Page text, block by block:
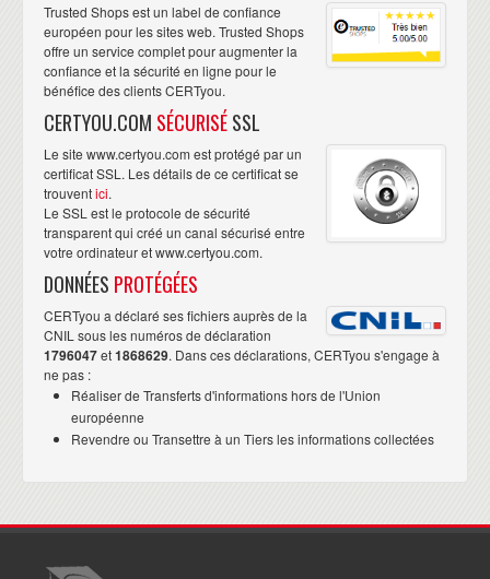
Trusted Shops est un label de confiance
européen pour les sites web. Trusted Shops
offre un service complet pour augmenter la
confiance et la sécurité en ligne pour le
bénéfice des clients CERTyou.
CERTYOU.COM SÉCURISÉSSL
Le site www.certyou.com est protégé par un
certificat SSL. Les détails de ce certificat se
trouventici.
Le SSL est le protocole de sécurité
transparent qui créé un canal sécurisé entre
votre ordinateur et www.certyou.com.
DONNÉES PROTÉGÉES
CERTyou a déclaré ses fichiers auprès de la
CNIL sous les numéros de déclaration
1796047et1868629. Dans ces déclarations, CERTyou s'engage à
ne pas :
Réaliser de Transferts d'informations hors de l'Union
européenne
Revendre ou Transettre à un Tiers les informations collectées